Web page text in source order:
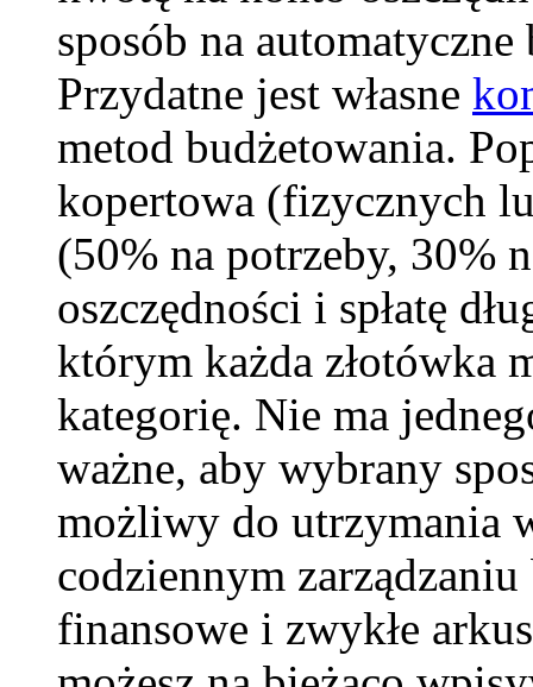
sposób na
Przydatne jest własne
metod budżetowania.
kopertowa (fizycznych
(50% na potrzeby, 30%
oszczędności i spłatę
którym każda złotówka
kategorię. Nie ma
ważne, aby wybrany
możliwy do utrzymania
codziennym
finansowe i zwykłe